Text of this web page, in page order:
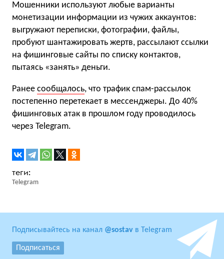
Мошенники используют любые варианты
монетизации информации из чужих аккаунтов:
выгружают переписки, фотографии, файлы,
пробуют шантажировать жертв, рассылают ссылки
на фишинговые сайты по списку контактов,
пытаясь «занять» деньги.
Ранее сообщалось, что трафик спам-рассылок
постепенно перетекает в мессенджеры. До 40%
фишинговых атак в прошлом году проводилось
через Telegram.
Telegram
Подписывайтесь на канал @sostav в Telegram
Подписаться